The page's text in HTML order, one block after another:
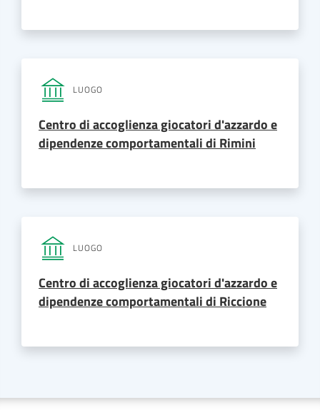
LUOGO
Centro di accoglienza giocatori d'azzardo e
dipendenze comportamentali di Rimini
LUOGO
Centro di accoglienza giocatori d'azzardo e
dipendenze comportamentali di Riccione